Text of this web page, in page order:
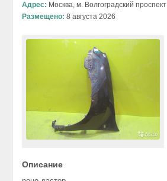
Адрес: Москва, м. Волгоградский проспект
Размещено: 8 августа 2026
Описание